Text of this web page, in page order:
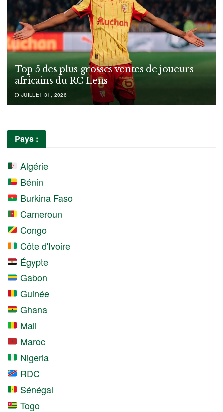
Top 5 des plus grosses ventes de joueurs
africains du RC Lens
JUILLET 31, 2026
Pays :
Algérie
Bénin
Burkina Faso
Cameroun
Congo
Côte d'Ivoire
Égypte
Gabon
Guinée
Ghana
Mali
Maroc
Nigeria
RDC
Sénégal
Togo